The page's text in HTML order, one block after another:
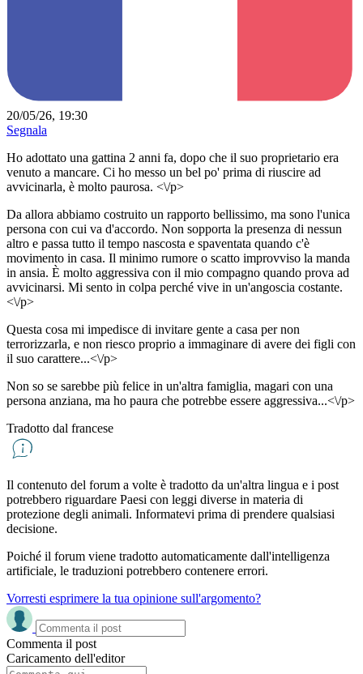
20/05/26, 19:30
Segnala
Ho adottato una gattina 2 anni fa, dopo che il suo proprietario era
venuto a mancare. Ci ho messo un bel po' prima di riuscire ad
avvicinarla, è molto paurosa. <\/p>
Da allora abbiamo costruito un rapporto bellissimo, ma sono l'unica
persona con cui va d'accordo. Non sopporta la presenza di nessun
altro e passa tutto il tempo nascosta e spaventata quando c'è
movimento in casa. Il minimo rumore o scatto improvviso la manda
in ansia. È molto aggressiva con il mio compagno quando prova ad
avvicinarsi. Mi sento in colpa perché vive in un'angoscia costante.
<\/p>
Questa cosa mi impedisce di invitare gente a casa per non
terrorizzarla, e non riesco proprio a immaginare di avere dei figli con
il suo carattere...<\/p>
Non so se sarebbe più felice in un'altra famiglia, magari con una
persona anziana, ma ho paura che potrebbe essere aggressiva...<\/p>
Tradotto dal francese
Il contenuto del forum a volte è tradotto da un'altra lingua e i post
potrebbero riguardare Paesi con leggi diverse in materia di
protezione degli animali. Informatevi prima di prendere qualsiasi
decisione.
Poiché il forum viene tradotto automaticamente dall'intelligenza
artificiale, le traduzioni potrebbero contenere errori.
Vorresti esprimere la tua opinione sull'argomento?
Commenta il post
Caricamento dell'editor